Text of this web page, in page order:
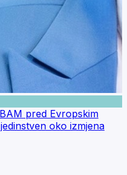
pred Evropskim
oko izmjena